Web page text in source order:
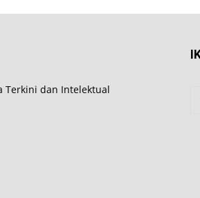
Terkini dan Intelektual